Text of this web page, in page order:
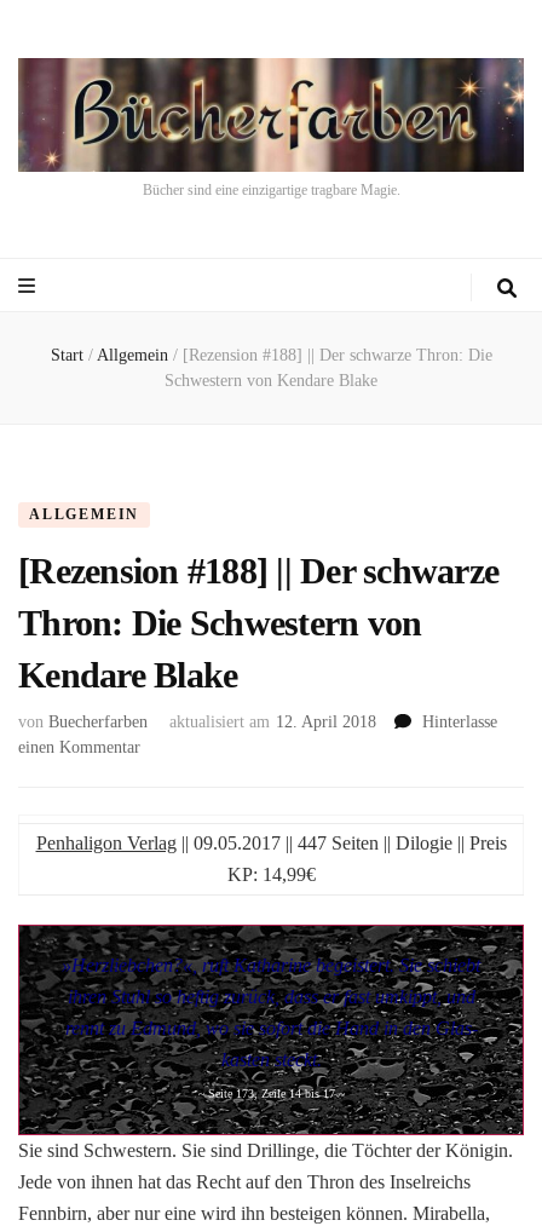
Bücher sind eine einzigartige tragbare Magie.
Start / Allgemein / [Rezension #188] || Der schwarze Thron: Die
Schwestern von Kendare Blake
ALLGEMEIN
[Rezension #188] || Der schwarze
Thron: Die Schwestern von
Kendare Blake
von Buecherfarben aktualisiert am 12. April 2018
Hinterlasse
einen Kommentarzu
Der
Die
Schwestern
von
Kendare
Blake
Penhaligon Verlag|| 09.05.2017 || 447 Seiten || Dilogie || Preis
KP: 14,99€
»Herzliebchen?«, ruft Katharine begeistert. Sie schiebt
ihren Stuhl so heftig zurück, dass er fast umkippt, und
rennt zu Edmund, wo sie sofort die Hand in den Glas-
kasten steckt.
~ Seite 173, Zeile 14 bis 17 ~
Sie sind Schwestern. Sie sind Drillinge, die Töchter der Königin.
Jede von ihnen hat das Recht auf den Thron des Inselreichs
Fennbirn, aber nur eine wird ihn besteigen können. Mirabella,